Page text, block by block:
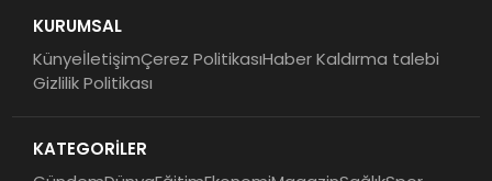
KURUMSAL
KünyeİletişimÇerez PolitikasıHaber Kaldırma talebi
Gizlilik Politikası
KATEGORİLER